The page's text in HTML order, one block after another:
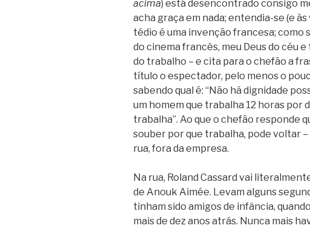
acima) está desencontrado consigo
acha graça em nada; entendia-se (e
tédio é uma invenção francesa; como
do cinema francês, meu Deus do céu
do trabalho – e cita para o chefão a
título o espectador, pelo menos o
sabendo qual é: “Não há dignidade
um homem que trabalha 12 horas por
trabalha”. Ao que o chefão responde
souber por que trabalha, pode voltar –
rua, fora da empresa.
Na rua, Roland Cassard vai
de Anouk Aimée. Levam alguns
tinham sido amigos de infância,
mais de dez anos atrás. Nunca mais